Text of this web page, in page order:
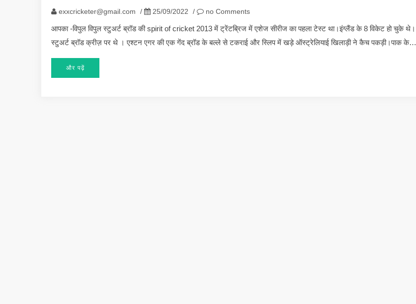
exxcricketer@gmail.com / 25/09/2022 / no Comments
आपका -विपुल विपुल स्टुअर्ट ब्रॉड की spirit of cricket 2013 में ट्रेंटब्रिज में एशेज सीरीज का पहला टेस्ट था।इंग्लैंड के 8 विकेट हो चुके थे।
स्टुअर्ट ब्रॉड क्रीज़ पर थे । एश्टन एगर की एक गेंद ब्रॉड के बल्ले से टकराई और स्लिप में खड़े ऑस्ट्रेलियाई खिलाड़ी ने कैच पकड़ी।पाक के…
और पढ़ें